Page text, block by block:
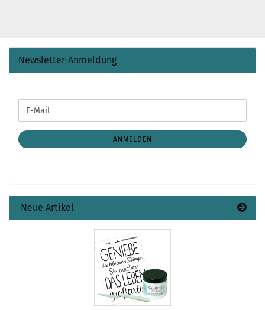
Newsletter-Anmeldung
ZUR
ANMELDUNG
E-
Mail
ANMELDEN
Neue Artikel